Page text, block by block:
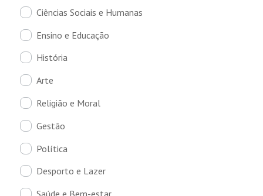
Ciências Sociais e Humanas
Ensino e Educação
História
Arte
Religião e Moral
Gestão
Política
Desporto e Lazer